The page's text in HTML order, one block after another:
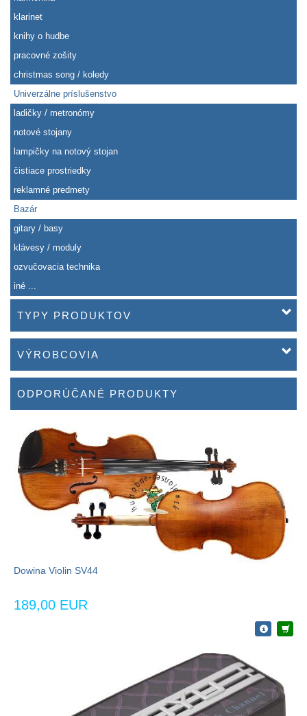
klarinet
knihy o hudbe
pracovné zošity
christmas song / koledy
Univerzálne príslušenstvo
ladičky / metronómy
notové stojany
lampičky na notový stojan
čistiace prostriedky
reklamné predmety
Bazár
gitary / basy
klávesy / moduly
ozvučovacia technika
iné ...
TYPY PRODUKTOV
VÝROBCOVIA
ODPORÚČANÉ PRODUKTY
Dowina Violin SV44
189,00 EUR